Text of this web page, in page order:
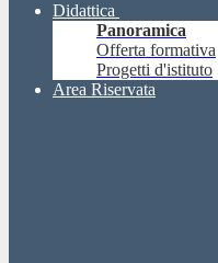
Didattica
Panoramica
Offerta formativa
Progetti d'istituto
Area Riservata